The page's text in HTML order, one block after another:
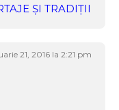
ȘI TRADIȚII
21, 2016 la 2:21 pm